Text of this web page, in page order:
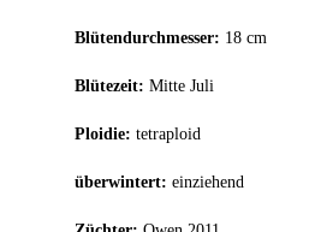
Blütendurchmesser: 18 cm
Blütezeit: Mitte Juli
Ploidie: tetraploid
überwintert: einziehend